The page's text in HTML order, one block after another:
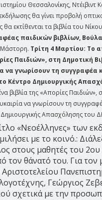
Θεσσαλονίκης, Ντέιβιντ
θα γίνει προβολή
εκτίθενται τα βιβλία του
παιδικών βιβλίων,
Μάστορη. Τρίτη 4 Μαρτίου: Το
Παιδιών», στη Δημοτική
να γνωρίσουν τη συγγραφέα
Κέντρο Δημιουργικής
της «Απορίες Παιδιών»,
να γνωρίσουν τη
Δημιουργικής Απασχόλησης του
«Νεοέλληνες» των
με το κοινό.:
στους μαθητές του 2ου
θάνατό του. Για τον
Γεώργιος
σχετικά με την